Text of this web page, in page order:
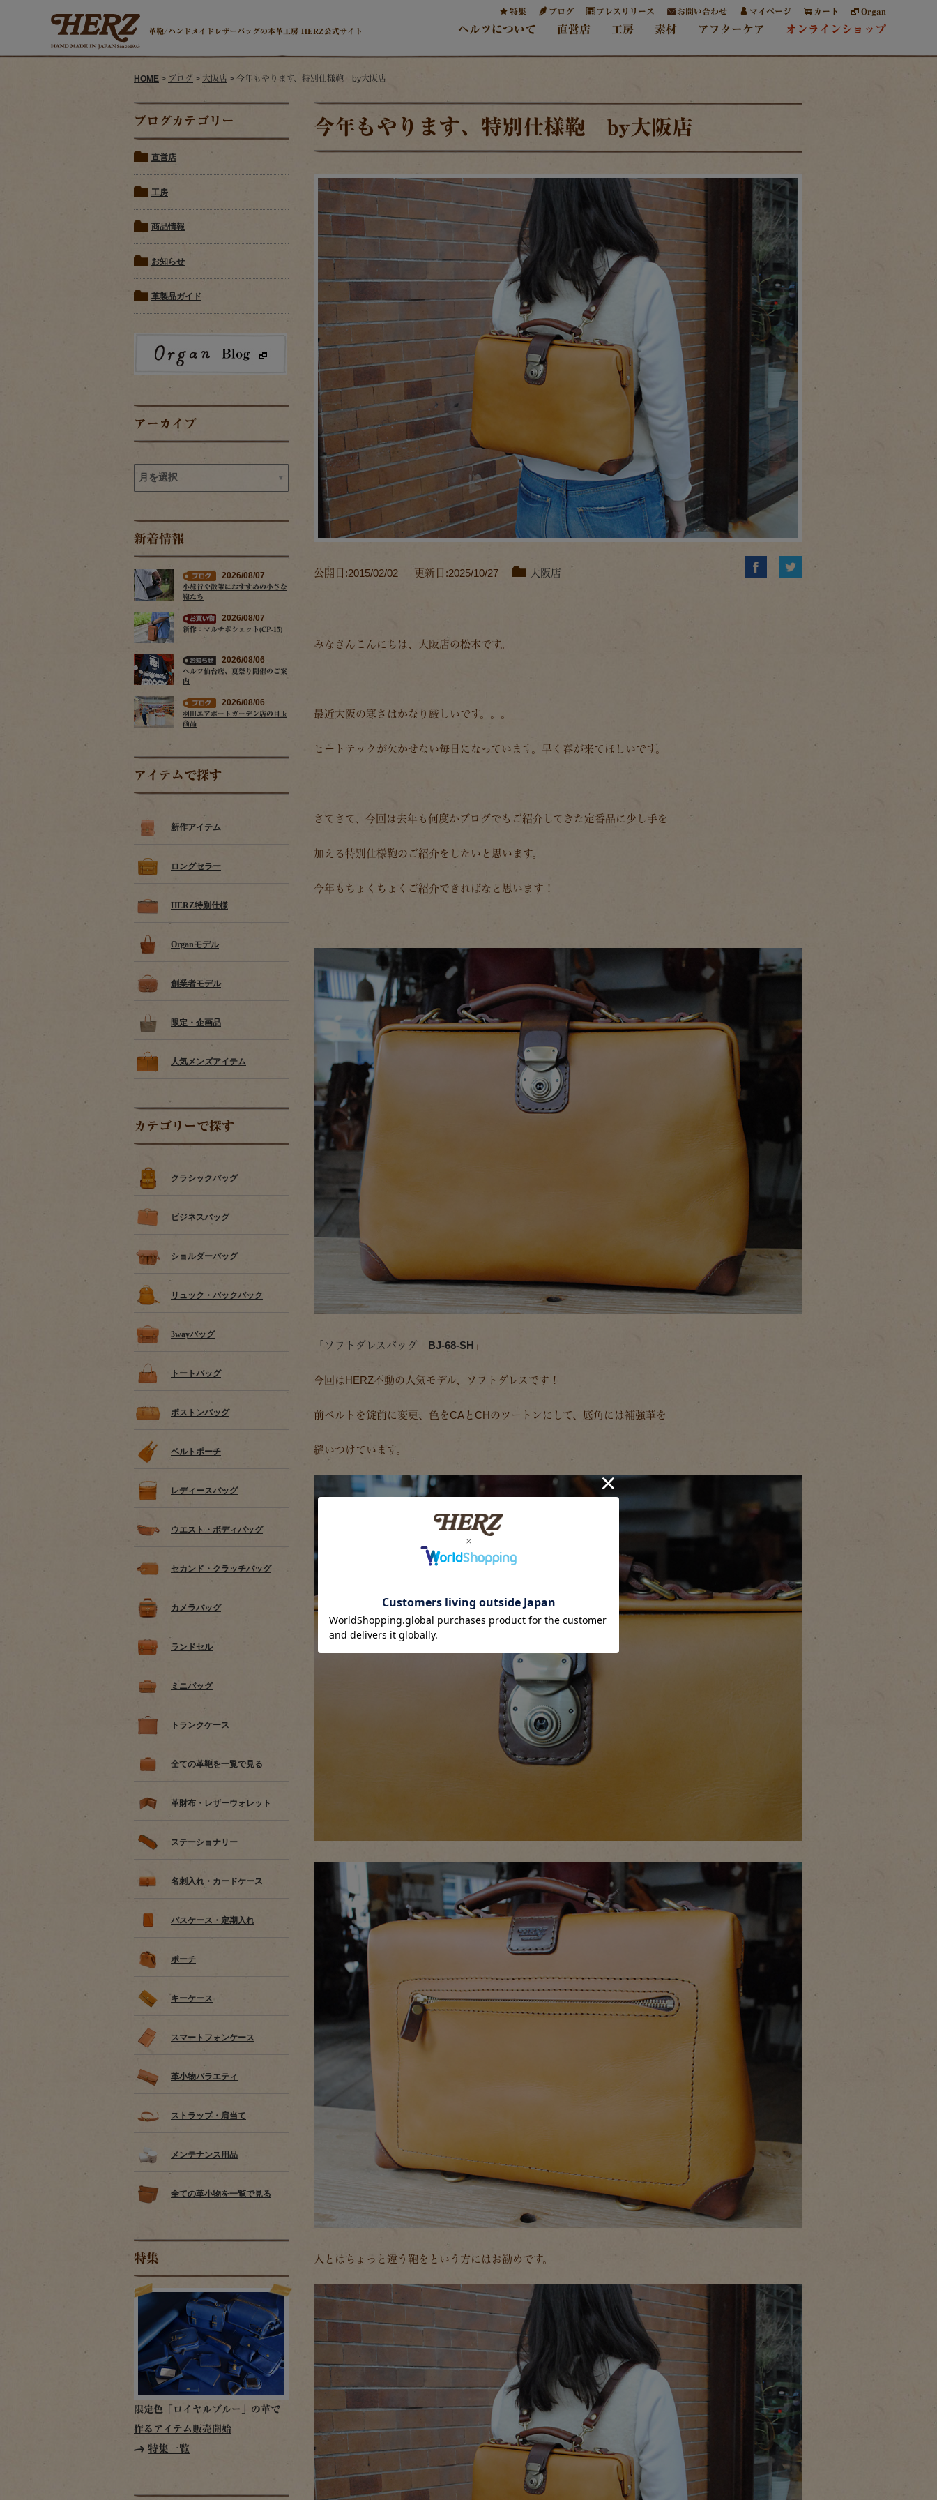
革鞄/ハンドメイドレザーバッグの本革工房 HERZ公式サイト
特集 ブログ プレスリリース お問い合わせ マイページ カート Organ
ヘルツについて 直営店 工房 素材 アフターケア オンラインショップ
HOME > ブログ > 大阪店 > 今年もやります、特別仕様鞄 by大阪店
ブログカテゴリー
直営店
工房
商品情報
お知らせ
革製品ガイド
アーカイブ
新着情報
2026/08/07
小旅行や散策におすすめの小さな
鞄たち
2026/08/07
新作：マルチポシェット(CP-15)
2026/08/06
ヘルツ仙台店、夏祭り開催のご案
内
2026/08/06
羽田エアポートガーデン店の目玉
商品
アイテムで探す
新作アイテム
ロングセラー
HERZ特別仕様
Organモデル
創業者モデル
限定・企画品
人気メンズアイテム
カテゴリーで探す
クラシックバッグ
ビジネスバッグ
ショルダーバッグ
リュック・バックパック
3wayバッグ
トートバッグ
ボストンバッグ
ベルトポーチ
レディースバッグ
ウエスト・ボディバッグ
セカンド・クラッチバッグ
カメラバッグ
ランドセル
ミニバッグ
トランクケース
全ての革鞄を一覧で見る
革財布・レザーウォレット
ステーショナリー
名刺入れ・カードケース
パスケース・定期入れ
ポーチ
キーケース
スマートフォンケース
革小物バラエティ
ストラップ・肩当て
メンテナンス用品
全ての革小物を一覧で見る
特集
限定色「ロイヤルブルー」の革で
作るアイテム販売開始
特集一覧
今年もやります、特別仕様鞄 by大阪店
公開日:2015/02/02 ｜ 更新日:2025/10/27 大阪店
みなさんこんにちは、大阪店の松本です。
最近大阪の寒さはかなり厳しいです。。。
ヒートテックが欠かせない毎日になっています。早く春が来てほしいです。
さてさて、今回は去年も何度かブログでもご紹介してきた定番品に少し手を
加える特別仕様鞄のご紹介をしたいと思います。
今年もちょくちょくご紹介できればなと思います！
「ソフトダレスバッグ BJ-68-SH 」
今回はHERZ不動の人気モデル、ソフトダレスです！
前ベルトを錠前に変更、色をCAとCHのツートンにして、底角には補強革を
縫いつけています。
人とはちょっと違う鞄をという方にはお勧めです。